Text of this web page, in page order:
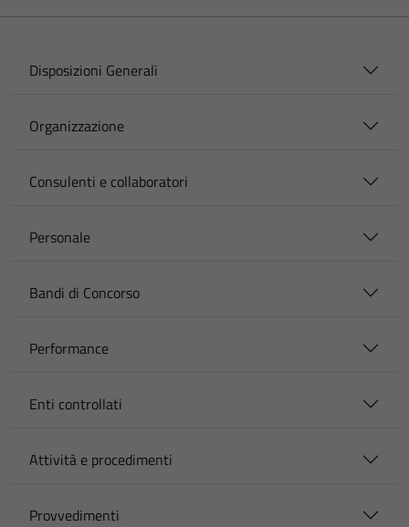
Disposizioni Generali
Organizzazione
Consulenti e collaboratori
Personale
Bandi di Concorso
Performance
Enti controllati
Attività e procedimenti
Provvedimenti